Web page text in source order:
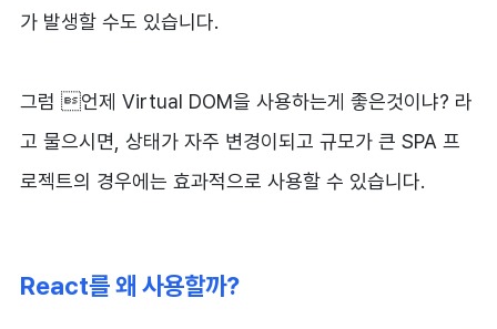
가 발생할 수도 있습니다.
그럼 언제 Virtual DOM을 사용하는게 좋은것이냐? 라
고 물으시면, 상태가 자주 변경이되고 규모가 큰 SPA 프
로젝트의 경우에는 효과적으로 사용할 수 있습니다.
React를 왜 사용할까?